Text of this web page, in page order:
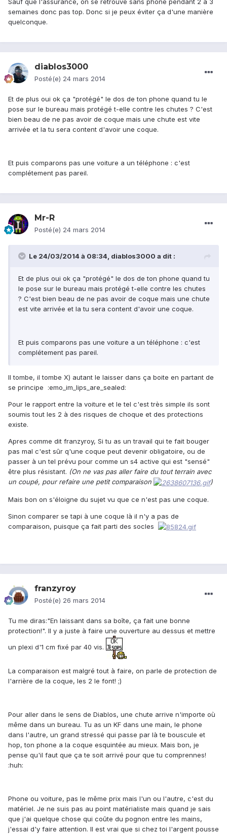
Sauf que l'assurance, on se retrouve sans phone pendant 2 à 3
semaines donc pas top. Donc si je peux éviter ça d'une manière
quelconque.
diablos3000
Posté(e) 24 mars 2014
Et de plus oui ok ça "protégé" le dos de ton phone quand tu le
pose sur le bureau mais protégé t-elle contre les chutes ? C'est
bien beau de ne pas avoir de coque mais une chute est vite
arrivée et la tu sera content d'avoir une coque.
Et puis comparons pas une voiture a un téléphone : c'est
complétement pas pareil.
Mr-R
Posté(e) 24 mars 2014
Le 24/03/2014 à 08:34, diablos3000 a dit :
Et de plus oui ok ça "protégé" le dos de ton phone quand tu
le pose sur le bureau mais protégé t-elle contre les chutes
? C'est bien beau de ne pas avoir de coque mais une chute
est vite arrivée et la tu sera content d'avoir une coque.
Et puis comparons pas une voiture a un téléphone : c'est
complétement pas pareil.
Il tombe, il tombe X) autant le laisser dans ça boite en partant de
se principe :emo_im_lips_are_sealed:
Pour le rapport entre la voiture et le tel c'est très simple ils sont
soumis tout les 2 à des risques de choque et des protections
existe.
Apres comme dit franzyroy, Si tu as un travail qui te fait bouger
pas mal c'est sûr q'une coque peut devenir obligatoire, ou de
passer à un tel prévu pour comme un s4 active qui est "sensé"
être plus résistant. (On ne vas pas aller faire du tout terrain avec
un coupé, pour refaire une petit comparaison
)
Mais bon on s'éloigne du sujet vu que ce n'est pas une coque.
Sinon comparer se tapi à une coque là il n'y a pas de
comparaison, puisque ça fait parti des socles
franzyroy
Posté(e) 26 mars 2014
Tu me diras:"En laissant dans sa boîte, ça fait une bonne
protection!". Il y a juste à faire une ouverture au dessus et mettre
un plexi d'1 cm fixé par 40 vis.
La comparaison est malgré tout à faire, on parle de protection de
l'arrière de la coque, les 2 le font! ;)
Pour aller dans le sens de Diablos, une chute arrive n'importe où
même dans un bureau. Tu as un KF dans une main, le phone
dans l'autre, un grand stressé qui passe par là te bouscule et
hop, ton phone a la coque esquintée au mieux. Mais bon, je
pense qu'il faut que ça te soit arrivé pour que tu comprennes!
:huh:
Phone ou voiture, pas le même prix mais l'un ou l'autre, c'est du
matériel. Je ne suis pas au point matérialiste mais quand je sais
que j'ai quelque chose qui coûte du pognon entre les mains,
j'essai d'y faire attention. Il est vrai que si chez toi l'argent pousse